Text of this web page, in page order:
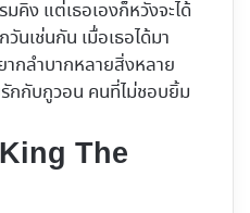
คิง แต่เธอเองก็หวังจะได้
เช่นกัน เมื่อเธอได้มา
กลำบากหลายสิ่งหลาย
กกับกูวอน คนที่ไม่ชอบยิ้ม
The